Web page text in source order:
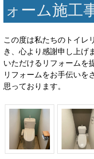
ォーム施工
この度は私たちのトイレ
き、心より感謝申し上げ
いただけるリフォームを
リフォームをお手伝いを
思っております。